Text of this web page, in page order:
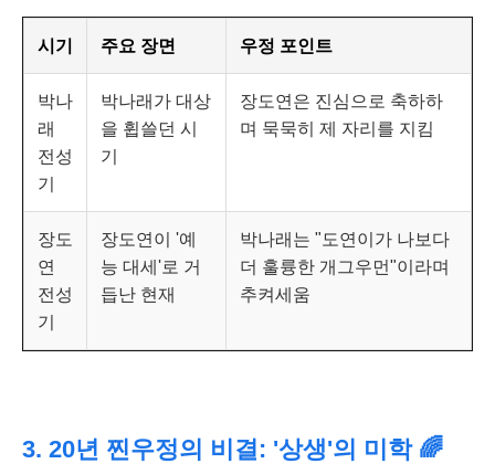
시기 주요 장면 우정 포인트
박나
래
전성
기
박나래가 대상
을 휩쓸던 시
기
장도연은 진심으로 축하하
며 묵묵히 제 자리를 지킴
장도
연
전성
기
장도연이 '예
능 대세'로 거
듭난 현재
박나래는 "도연이가 나보다
더 훌륭한 개그우먼"이라며
추켜세움
3. 20년 찐우정의 비결: '상생'의 미학 🌈